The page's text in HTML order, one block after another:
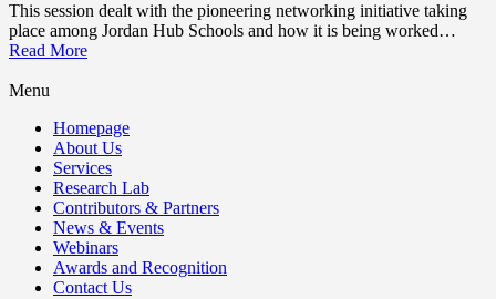
This session dealt with the pioneering networking initiative taking
place among Jordan Hub Schools and how it is being worked…
Read More
Menu
Homepage
About Us
Services
Research Lab
Contributors & Partners
News & Events
Webinars
Awards and Recognition
Contact Us